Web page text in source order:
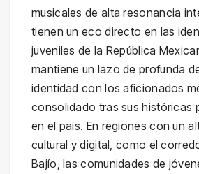
musicales de alta resonancia
tienen un eco directo en las
juveniles de la República
mantiene un lazo de profunda
identidad con los aficionados
consolidado tras sus históricas
en el país. En regiones con un
cultural y digital, como el
Bajío, las comunidades de